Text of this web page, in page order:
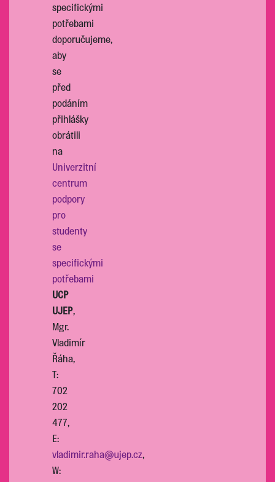
specifickými
potřebami
doporučujeme,
aby
se
před
podáním
přihlášky
obrátili
na
Univerzitní
centrum
podpory
pro
studenty
se
specifickými
potřebami
UCP
UJEP,
Mgr.
Vladimír
Řáha,
T:
702
202
477,
E:
vladimir.raha@ujep.cz,
W: